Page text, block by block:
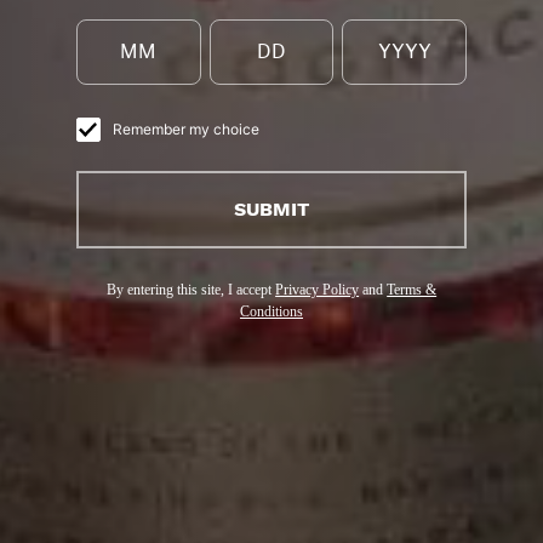
Remember my choice
SUBMIT
By entering this site, I acceptPrivacy Policy andTerms &
Conditions
鸡尾酒艺术
的品质，使每一杯都充满了干邑白兰地的风味和精致。